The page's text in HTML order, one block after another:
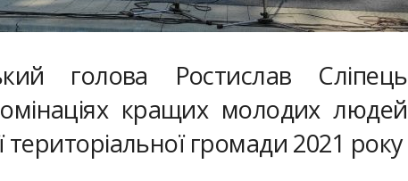
голова Ростислав Сліпець
кращих молодих людей
територіальної громади 2021 року